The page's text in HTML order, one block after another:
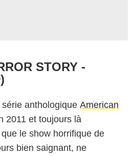
STORY -
anthologique American
2011 et toujours là
le show horrifique de
bien saignant, ne